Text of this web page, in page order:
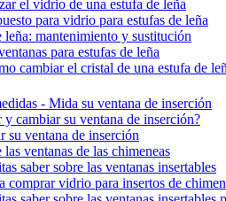
el vidrio de una estufa de leña
para vidrio para estufas de leña
mantenimiento y sustitución
para estufas de leña
cambiar el cristal de una estufa de
- Mida su ventana de inserción
y cambiar su ventana de inserción?
su ventana de inserción
ventanas de las chimeneas
saber sobre las ventanas insertables
comprar vidrio para insertos de